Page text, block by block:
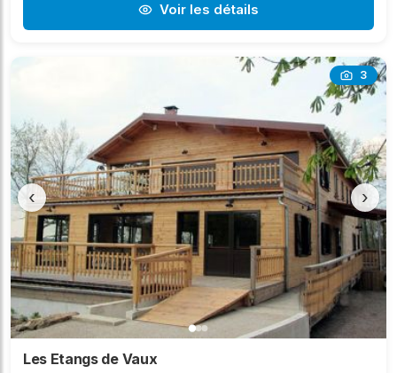
Voir les détails
3
‹ ›
Les Etangs de Vaux